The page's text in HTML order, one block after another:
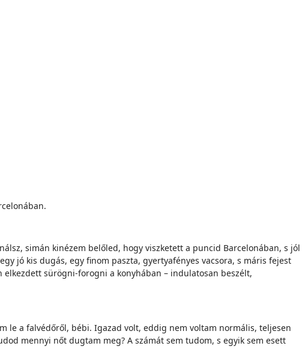
simán kinézem belőled, hogy viszketett a puncid Barcelonában, s jól
jó kis dugás, egy finom paszta, gyertyafényes vacsora, s máris fejest
sürögni-forogni a konyhában – indulatosan beszélt,
le a falvédőről, bébi. Igazad volt, eddig nem voltam normális, teljesen
mennyi nőt dugtam meg? A számát sem tudom, s egyik sem esett